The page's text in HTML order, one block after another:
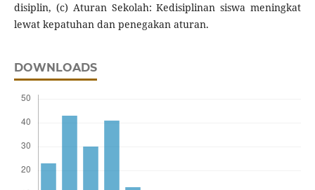
disiplin, (c) Aturan Sekolah: Kedisiplinan siswa meningkat
lewat kepatuhan dan penegakan aturan.
DOWNLOADS